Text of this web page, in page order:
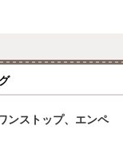
ンストップ、エンペ